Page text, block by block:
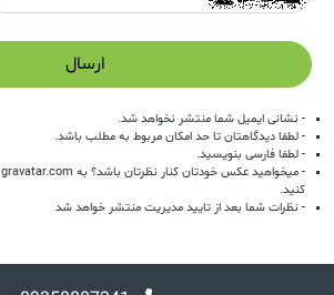
ارسال
- نشانی ایمیل شما منتشر نخواهد شد.
- لطفا دیدگاهتان تا حد امکان مربوط به مطلب باشد.
- لطفا فارسی بنویسید.
- میخواهید عکس خودتان کنار نظرتان باشد؟ به gravatar.com
کنید.
- نظرات شما بعد از تایید مدیریت منتشر خواهد شد